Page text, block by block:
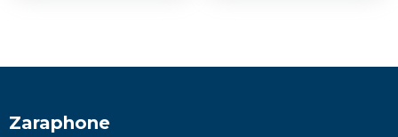
Zaraphone